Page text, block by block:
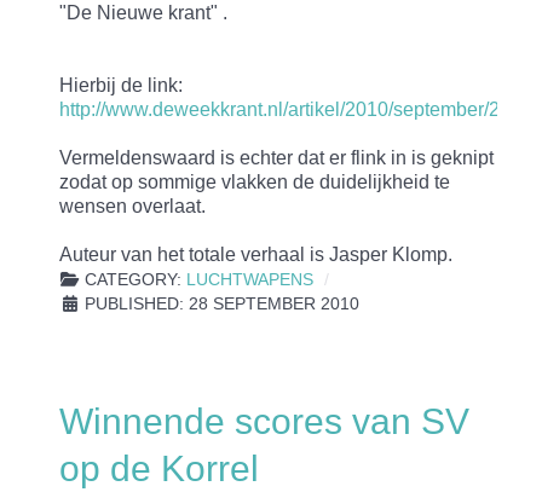
"De Nieuwe krant" .
Hierbij de link:
http://www.deweekkrant.nl/artikel/2010/september/24/
Vermeldenswaard is echter dat er flink in is geknipt
zodat op sommige vlakken de duidelijkheid te
wensen overlaat.
Auteur van het totale verhaal is Jasper Klomp.
CATEGORY: LUCHTWAPENS
PUBLISHED: 28 SEPTEMBER 2010
Winnende scores van SV
op de Korrel